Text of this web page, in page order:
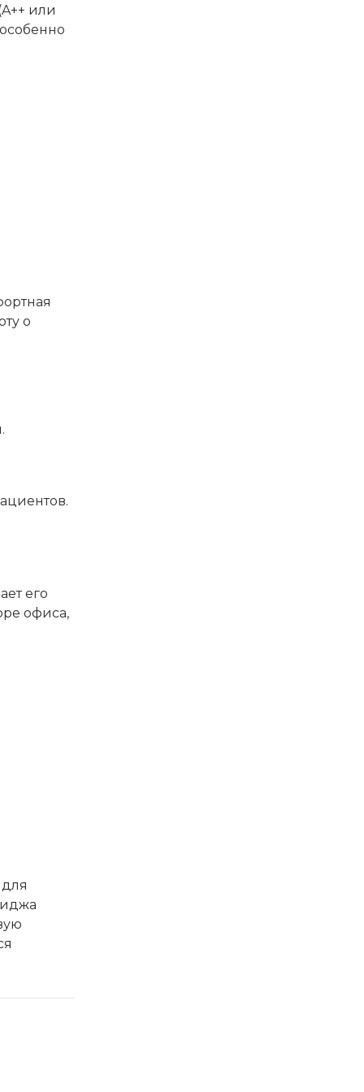
или
о
его
офиса,